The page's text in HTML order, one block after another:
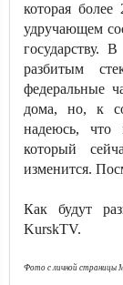
которая более
удручающем
государству.
разбитым
федеральные
дома, но, к
надеюсь, что
который
изменится.
Как будут
KurskTV.
Фото с личной страницы